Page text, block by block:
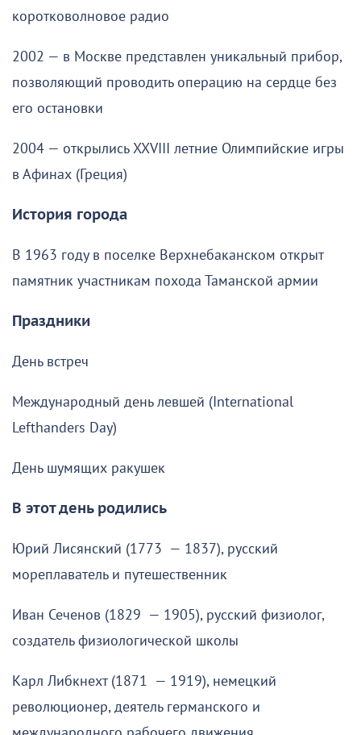
коротковолновое радио
2002 — в Москве представлен уникальный прибор,
позволяющий проводить операцию на сердце без
его остановки
2004 — открылись XXVIII летние Олимпийские игры
в Афинах (Греция)
История города
В 1963 году в поселке Верхнебаканском открыт
памятник участникам похода Таманской армии
Праздники
День встреч
Международный день левшей (International
Lefthanders Day)
День шумящих ракушек
В этот день родились
Юрий Лисянский (1773 — 1837), русский
мореплаватель и путешественник
Иван Сеченов (1829 — 1905), русский физиолог,
создатель физиологической школы
Карл Либкнехт (1871 — 1919), немецкий
революционер, деятель германского и